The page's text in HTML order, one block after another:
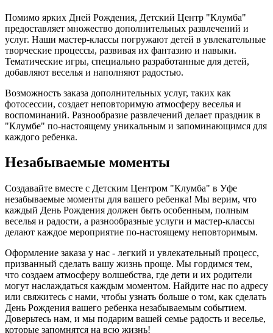
Помимо ярких Дней Рождения, Детский Центр "Клумба"
предоставляет множество дополнительных развлечений и
услуг. Наши мастер-классы погружают детей в увлекательные
творческие процессы, развивая их фантазию и навыки.
Тематические игры, специально разработанные для детей,
добавляют веселья и наполняют радостью.
Возможность заказа дополнительных услуг, таких как
фотосессии, создает неповторимую атмосферу веселья и
воспоминаний. Разнообразие развлечений делает праздник в
"Клумбе" по-настоящему уникальным и запоминающимся для
каждого ребенка.
Незабываемые моменты
Создавайте вместе с Детским Центром "Клумба" в Уфе
незабываемые моменты для вашего ребенка! Мы верим, что
каждый День Рождения должен быть особенным, полным
веселья и радости, а разнообразные услуги и мастер-классы
делают каждое мероприятие по-настоящему неповторимым.
Оформление заказа у нас - легкий и увлекательный процесс,
призванный сделать вашу жизнь проще. Мы гордимся тем,
что создаем атмосферу волшебства, где дети и их родители
могут наслаждаться каждым моментом. Найдите нас по адресу
или свяжитесь с нами, чтобы узнать больше о том, как сделать
День Рождения вашего ребенка незабываемым событием.
Доверьтесь нам, и мы подарим вашей семье радость и веселье,
которые запомнятся на всю жизнь!